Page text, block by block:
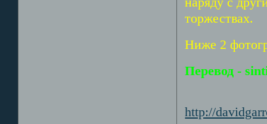
торжествах.
Ниже 2
Перевод -
http://